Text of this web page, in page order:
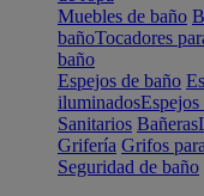
Muebles de baño
bañoTocadores
baño
Espejos de baño
iluminados
Sanitarios Bañeras
Grifería Grifos
Seguridad de baño